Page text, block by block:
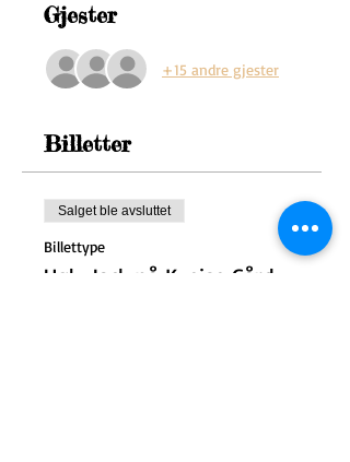
Gjester
+15 andre gjester
Billetter
Salget ble avsluttet
Billettype
Ugly Jack på Kveise Gård